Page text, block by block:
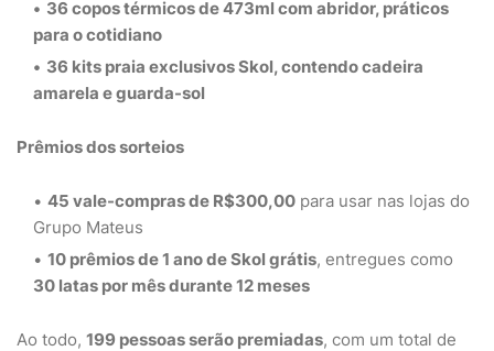
36 copos térmicos de 473ml com abridor, práticos
para o cotidiano
36 kits praia exclusivos Skol, contendo cadeira
amarela e guarda-sol
Prêmios dos sorteios
45 vale-compras de R$300,00 para usar nas lojas do
Grupo Mateus
10 prêmios de 1 ano de Skol grátis, entregues como
30 latas por mês durante 12 meses
Ao todo, 199 pessoas serão premiadas, com um total de